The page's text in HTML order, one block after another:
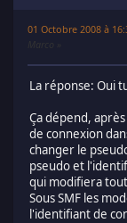
01 Octobre 2008 à
Marco
La réponse: Oui
Ça dépend,
de connexion
changer le
pseudo et
qui modifiera
Sous SMF les
l'identifiant de